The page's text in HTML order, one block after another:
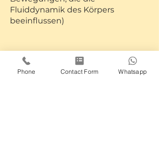
Fluiddynamik des Körpers
beeinflussen)
Der
Körper wird als Ganzes
behandelt
. Es können
Phone Contact Form Whatsapp